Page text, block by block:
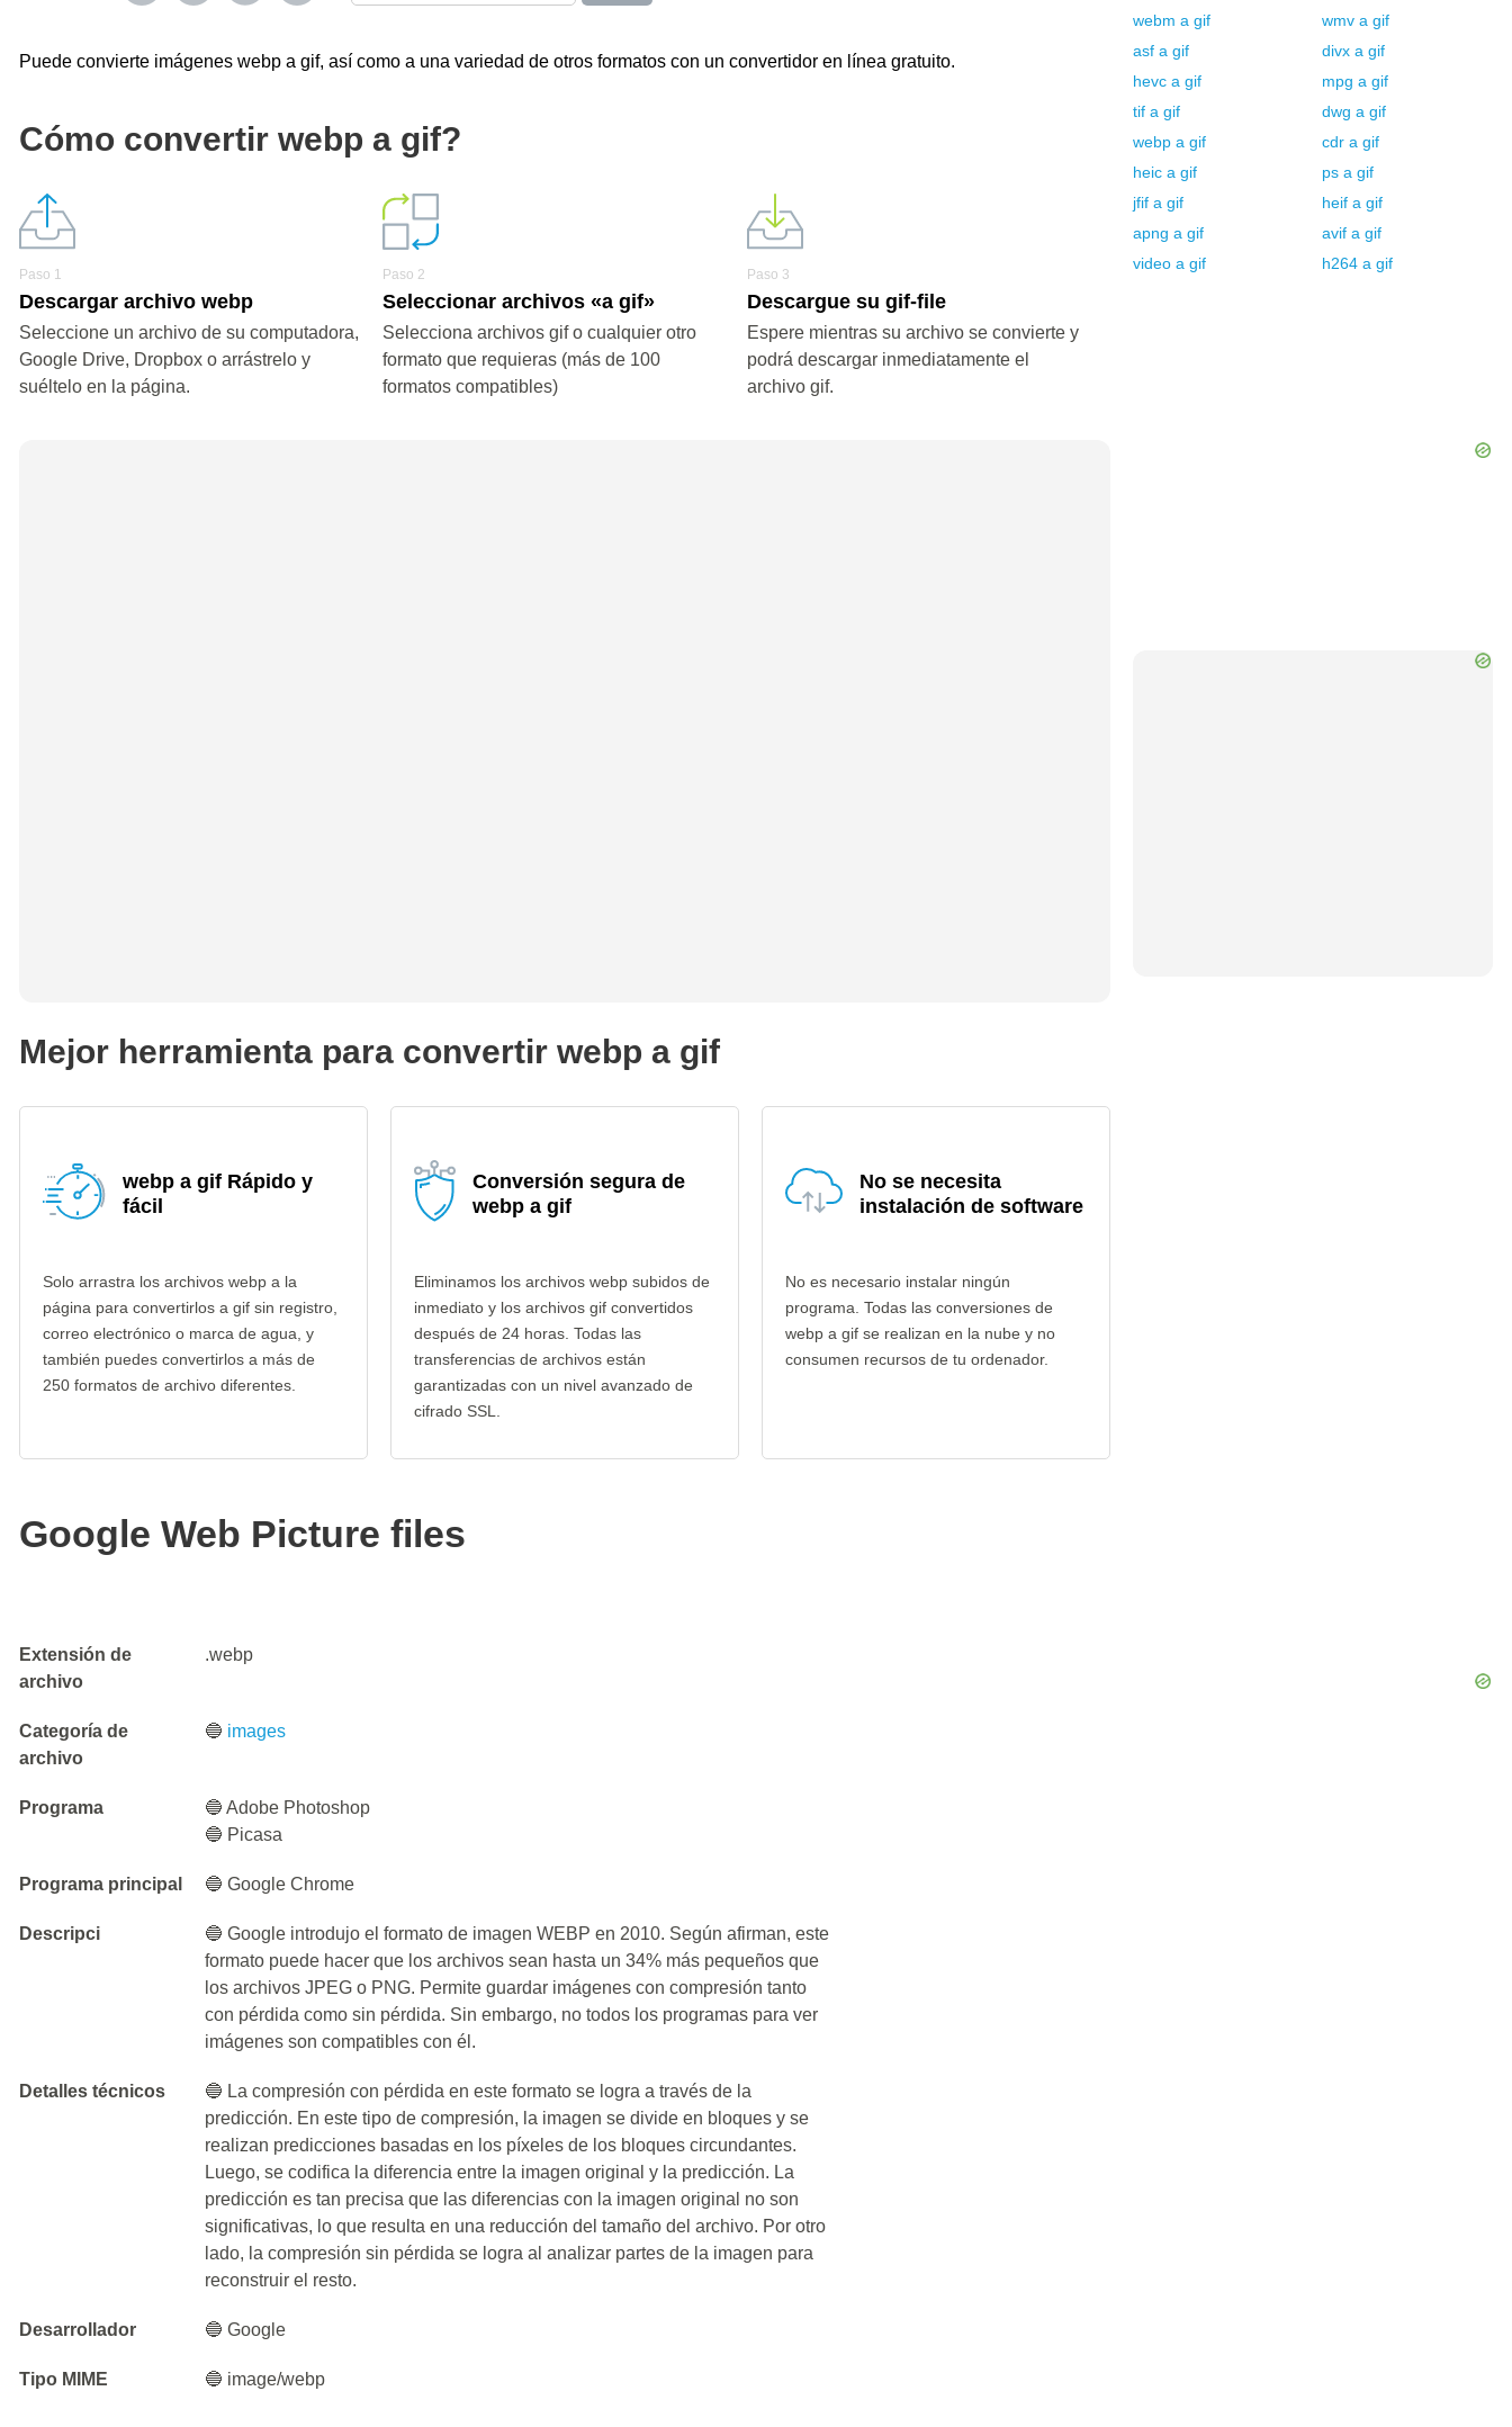
Puede convierte imágenes webp a gif, así como a una variedad de otros formatos con un convertidor en línea gratuito.
Cómo convertir webp a gif?
Paso 1
Descargar archivo webp
Seleccione un archivo de su computadora,
Google Drive, Dropbox o arrástrelo y
suéltelo en la página.
Paso 2
Seleccionar archivos «a gif»
Selecciona archivos gif o cualquier otro
formato que requieras (más de 100
formatos compatibles)
Paso 3
Descargue su gif-file
Espere mientras su archivo se convierte y
podrá descargar inmediatamente el
archivo gif.
Mejor herramienta para convertir webp a gif
webp a gif Rápido y
fácil
Solo arrastra los archivos webp a la
página para convertirlos a gif sin registro,
correo electrónico o marca de agua, y
también puedes convertirlos a más de
250 formatos de archivo diferentes.
Conversión segura de
webp a gif
Eliminamos los archivos webp subidos de
inmediato y los archivos gif convertidos
después de 24 horas. Todas las
transferencias de archivos están
garantizadas con un nivel avanzado de
cifrado SSL.
No se necesita
instalación de software
No es necesario instalar ningún
programa. Todas las conversiones de
webp a gif se realizan en la nube y no
consumen recursos de tu ordenador.
Google Web Picture files
Extensión de
archivo
.webp
Categoría de
archivo
🔵 images
Programa
🔵 Adobe Photoshop
🔵 Picasa
Programa principal 🔵 Google Chrome
Descripci
🔵 Google introdujo el formato de imagen WEBP en 2010. Según afirman, este
formato puede hacer que los archivos sean hasta un 34% más pequeños que
los archivos JPEG o PNG. Permite guardar imágenes con compresión tanto
con pérdida como sin pérdida. Sin embargo, no todos los programas para ver
imágenes son compatibles con él.
Detalles técnicos
🔵 La compresión con pérdida en este formato se logra a través de la
predicción. En este tipo de compresión, la imagen se divide en bloques y se
realizan predicciones basadas en los píxeles de los bloques circundantes.
Luego, se codifica la diferencia entre la imagen original y la predicción. La
predicción es tan precisa que las diferencias con la imagen original no son
significativas, lo que resulta en una reducción del tamaño del archivo. Por otro
lado, la compresión sin pérdida se logra al analizar partes de la imagen para
reconstruir el resto.
Desarrollador 🔵 Google
Tipo MIME 🔵 image/webp
webm a gif wmv a gif
asf a gif divx a gif
hevc a gif mpg a gif
tif a gif dwg a gif
webp a gif cdr a gif
heic a gif ps a gif
jfif a gif heif a gif
apng a gif avif a gif
video a gif h264 a gif